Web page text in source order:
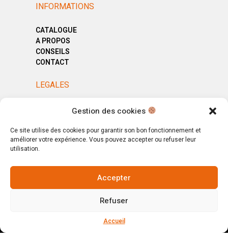
Gestion des cookies
Ce site utilise des cookies pour garantir son bon fonctionnement et
améliorer votre expérience. Vous pouvez accepter ou refuser leur
utilisation.
Accepter
Refuser
Accueil
INFORMATIONS
CATALOGUE
A PROPOS
CONSEILS
CONTACT
LEGALES
MENTIONS LÉGALES
CGV
© Copyright 2025. All Rights Reserved.
Votre magasin, votre intérieur.